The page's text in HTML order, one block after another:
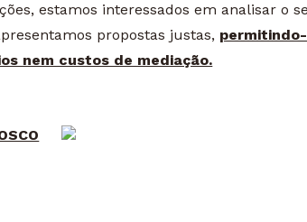
estamos interessados em analisar o
propostas justas,
nem custos de mediação.